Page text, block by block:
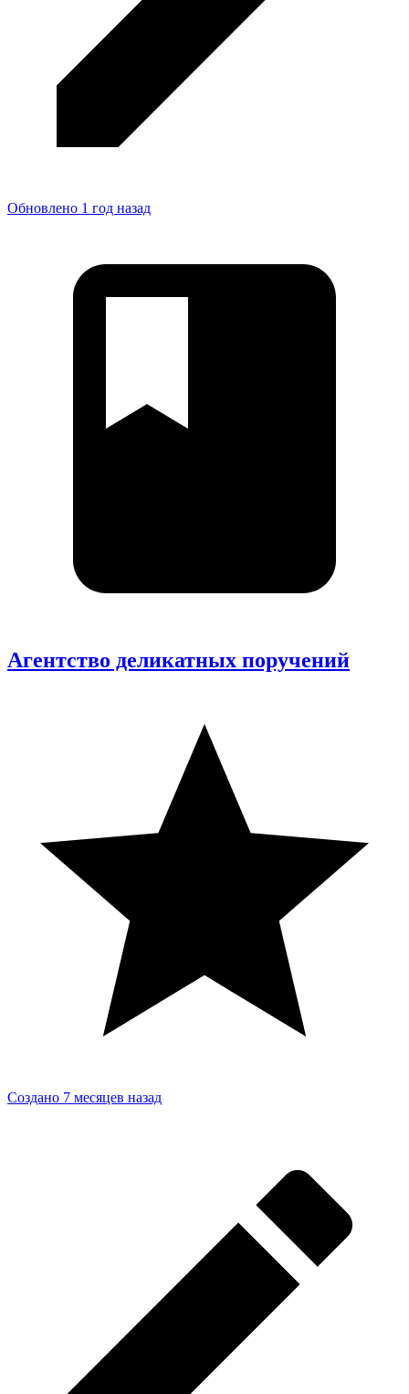
Обновлено 1 год назад
Агентство деликатных поручений
Создано 7 месяцев назад